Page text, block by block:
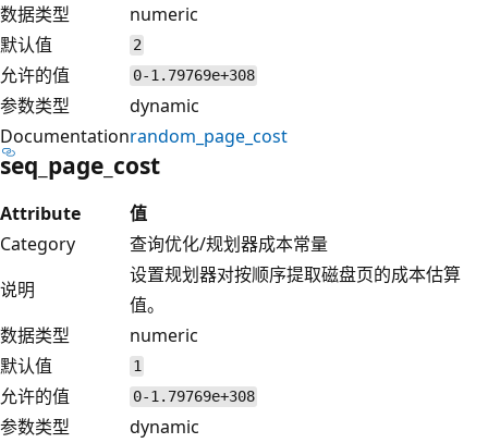
数据类型
numeric
默认值
2
允许的值 0-1.79769e+308
参数类型
dynamic
Documentationrandom_page_cost
seq_page_cost
Attribute
值
Category
查询优化/规划器成本常量
说明
设置规划器对按顺序提取磁盘页的成本估算
值。
数据类型
numeric
默认值
1
允许的值 0-1.79769e+308
参数类型
dynamic